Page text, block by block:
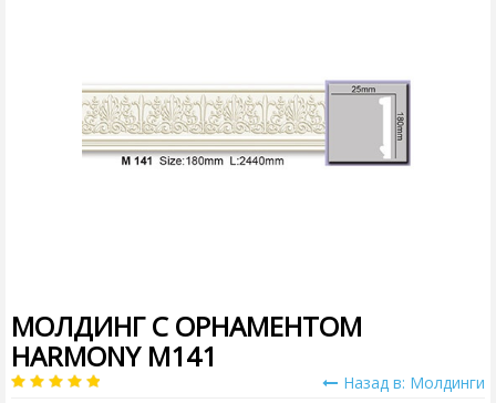
МОЛДИНГ С ОРНАМЕНТОМ
HARMONY M141
Назад в: Молдинги